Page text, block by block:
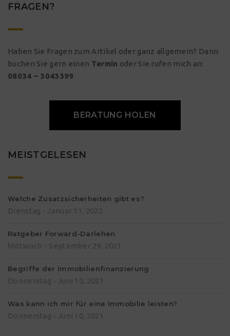
FRAGEN?
Haben Sie Fragen zum Artikel oder ganz allgemein? Dann
buchen Sie gern einen Termin oder Sie rufen mich an:
08034 – 3043399
BERATUNG HOLEN
MEISTGELESEN
Welche Zusatzsicherheiten gibt es?
Dienstag - Januar 11, 2022
Ratgeber Forward-Darlehen
Mittwoch - September 29, 2021
Begriffe der Immobilienfinanzierung
Donnerstag - Juni 10, 2021
Was kann ich mir für eine Immobilie leisten?
Donnerstag - Juni 10, 2021